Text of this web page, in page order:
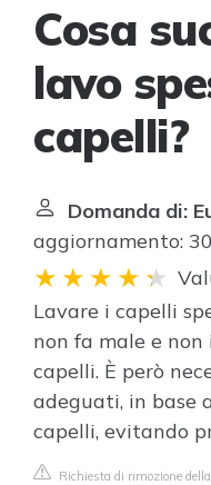
Cosa
lavo
capelli?
Domanda di:
aggiornamento:
Lavare i capelli
non fa male e
capelli. È però
adeguati, in base
capelli, evitando
Richiesta di rimozione